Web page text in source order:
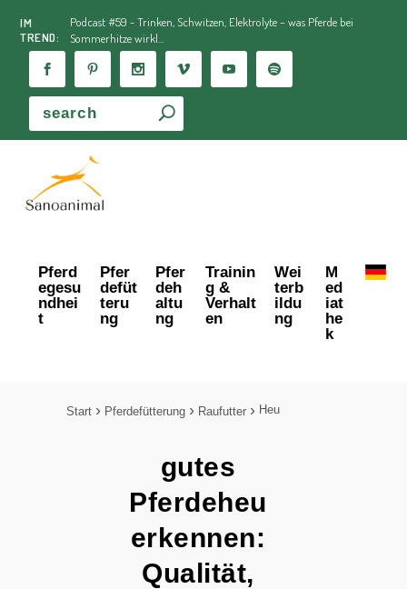
IM
TREND:
Podcast #59 - Trinken, Schwitzen, Elektrolyte – was Pferde bei
Sommerhitze wirkl...
Pferd
egesu
ndhei
t
Pfer
defüt
teru
ng
Pfer
deh
altu
ng
Trainin
g &
Verhalt
en
Wei
terb
ildu
ng
M
ed
iat
he
k
Start Pferdefütterung Raufutter Heu
gutes
Pferdeheu
erkennen:
Qualität,